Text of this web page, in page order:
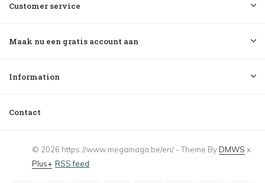
Customer service
Maak nu een gratis account aan
Information
Contact
© 2026 https://www.megamaga.be/en/ - Theme ByDMWS x
Plus+ RSS feed